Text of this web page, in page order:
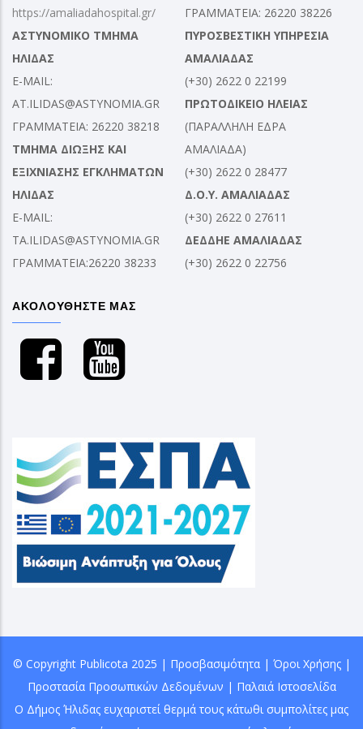
https://amaliadahospital.gr/
ΑΣΤΥΝΟΜΙΚΟ ΤΜΗΜΑ
ΗΛΙΔΑΣ
E-MAIL:
AT.ILIDAS@ASTYNOMIA.GR
ΓΡΑΜΜΑΤΕΙΑ: 26220 38218
ΤΜΗΜΑ ΔΙΩΞΗΣ ΚΑΙ
ΕΞΙΧΝΙΑΣΗΣ ΕΓΚΛΗΜΑΤΩΝ
ΗΛΙΔΑΣ
E-MAIL:
TA.ILIDAS@ASTYNOMIA.GR
ΓΡΑΜΜΑΤΕΙΑ:26220 38233
ΓΡΑΜΜΑΤΕΙΑ: 26220 38226
ΠΥΡΟΣΒΕΣΤΙΚΗ ΥΠΗΡΕΣΙΑ
ΑΜΑΛΙΑΔΑΣ
(+30) 2622 0 22199
ΠΡΩΤΟΔΙΚΕΙΟ ΗΛΕΙΑΣ
(ΠΑΡΑΛΛΗΛΗ ΕΔΡΑ
ΑΜΑΛΙΑΔΑ)
(+30) 2622 0 28477
Δ.Ο.Υ. ΑΜΑΛΙΑΔΑΣ
(+30) 2622 0 27611
ΔΕΔΔΗΕ ΑΜΑΛΙΑΔΑΣ
(+30) 2622 0 22756
ΑΚΟΛΟΥΘΗΣΤΕ ΜΑΣ
© Copyright Publicota 2025 | Προσβασιμότητα| Όροι Χρήσης|
Προστασία Προσωπικών Δεδομένων | Παλαιά Ιστοσελίδα
Ο Δήμος Ήλιδας ευχαριστεί θερμά τους κάτωθι συμπολίτες μας